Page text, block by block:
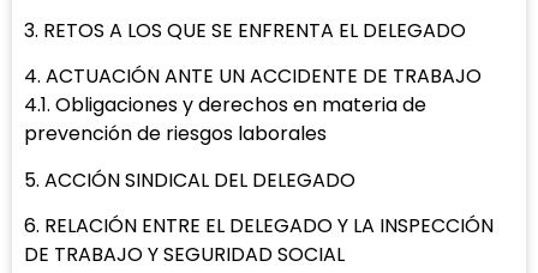
3. RETOS A LOS QUE SE ENFRENTA EL DELEGADO
4. ACTUACIÓN ANTE UN ACCIDENTE DE TRABAJO
4.1. Obligaciones y derechos en materia de
prevención de riesgos laborales
5. ACCIÓN SINDICAL DEL DELEGADO
6. RELACIÓN ENTRE EL DELEGADO Y LA INSPECCIÓN
DE TRABAJO Y SEGURIDAD SOCIAL